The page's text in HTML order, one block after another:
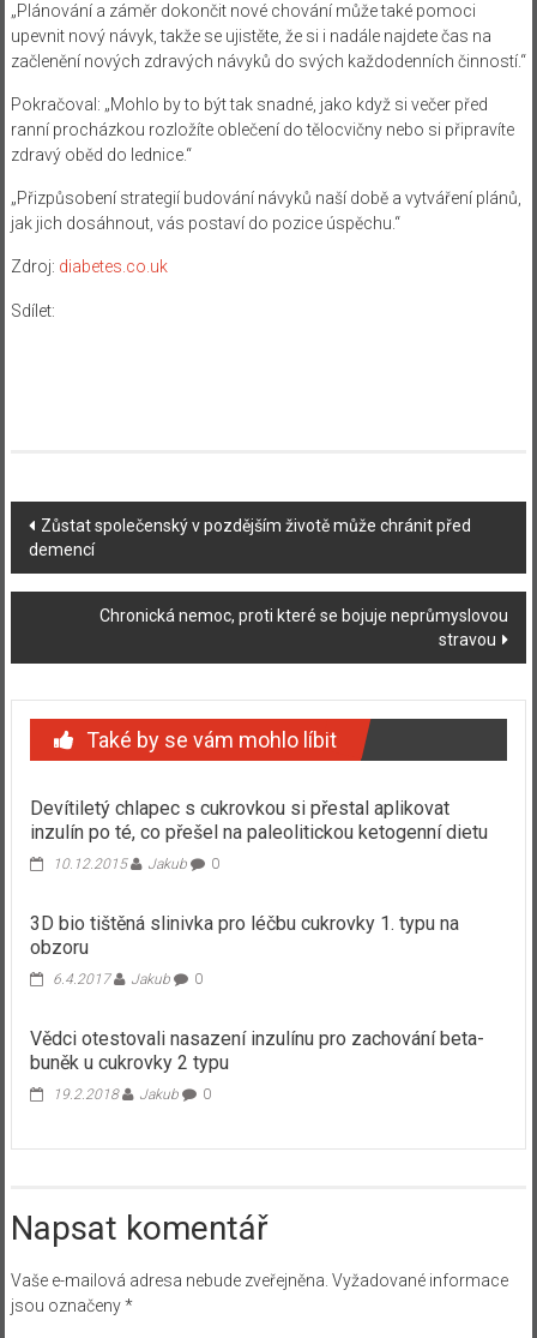
„Plánování a záměr dokončit nové chování může také pomoci
upevnit nový návyk, takže se ujistěte, že si i nadále najdete čas na
začlenění nových zdravých návyků do svých každodenních činností.“
Pokračoval: „Mohlo by to být tak snadné, jako když si večer před
ranní procházkou rozložíte oblečení do tělocvičny nebo si připravíte
zdravý oběd do lednice.“
„Přizpůsobení strategií budování návyků naší době a vytváření plánů,
jak jich dosáhnout, vás postaví do pozice úspěchu.“
Zdroj: diabetes.co.uk
Sdílet:
Navigace
příspěvku
Zůstat společenský v pozdějším životě může chránit před
demencí
Chronická nemoc, proti které se bojuje neprůmyslovou
stravou
Také by se vám mohlo líbit
Devítiletý chlapec s cukrovkou si přestal aplikovat
inzulín po té, co přešel na paleolitickou ketogenní dietu
10.12.2015 Jakub 0
3D bio tištěná slinivka pro léčbu cukrovky 1. typu na
obzoru
6.4.2017 Jakub 0
Vědci otestovali nasazení inzulínu pro zachování beta-
buněk u cukrovky 2 typu
19.2.2018 Jakub 0
Napsat komentář
Vaše e-mailová adresa nebude zveřejněna. Vyžadované informace
jsou označeny*